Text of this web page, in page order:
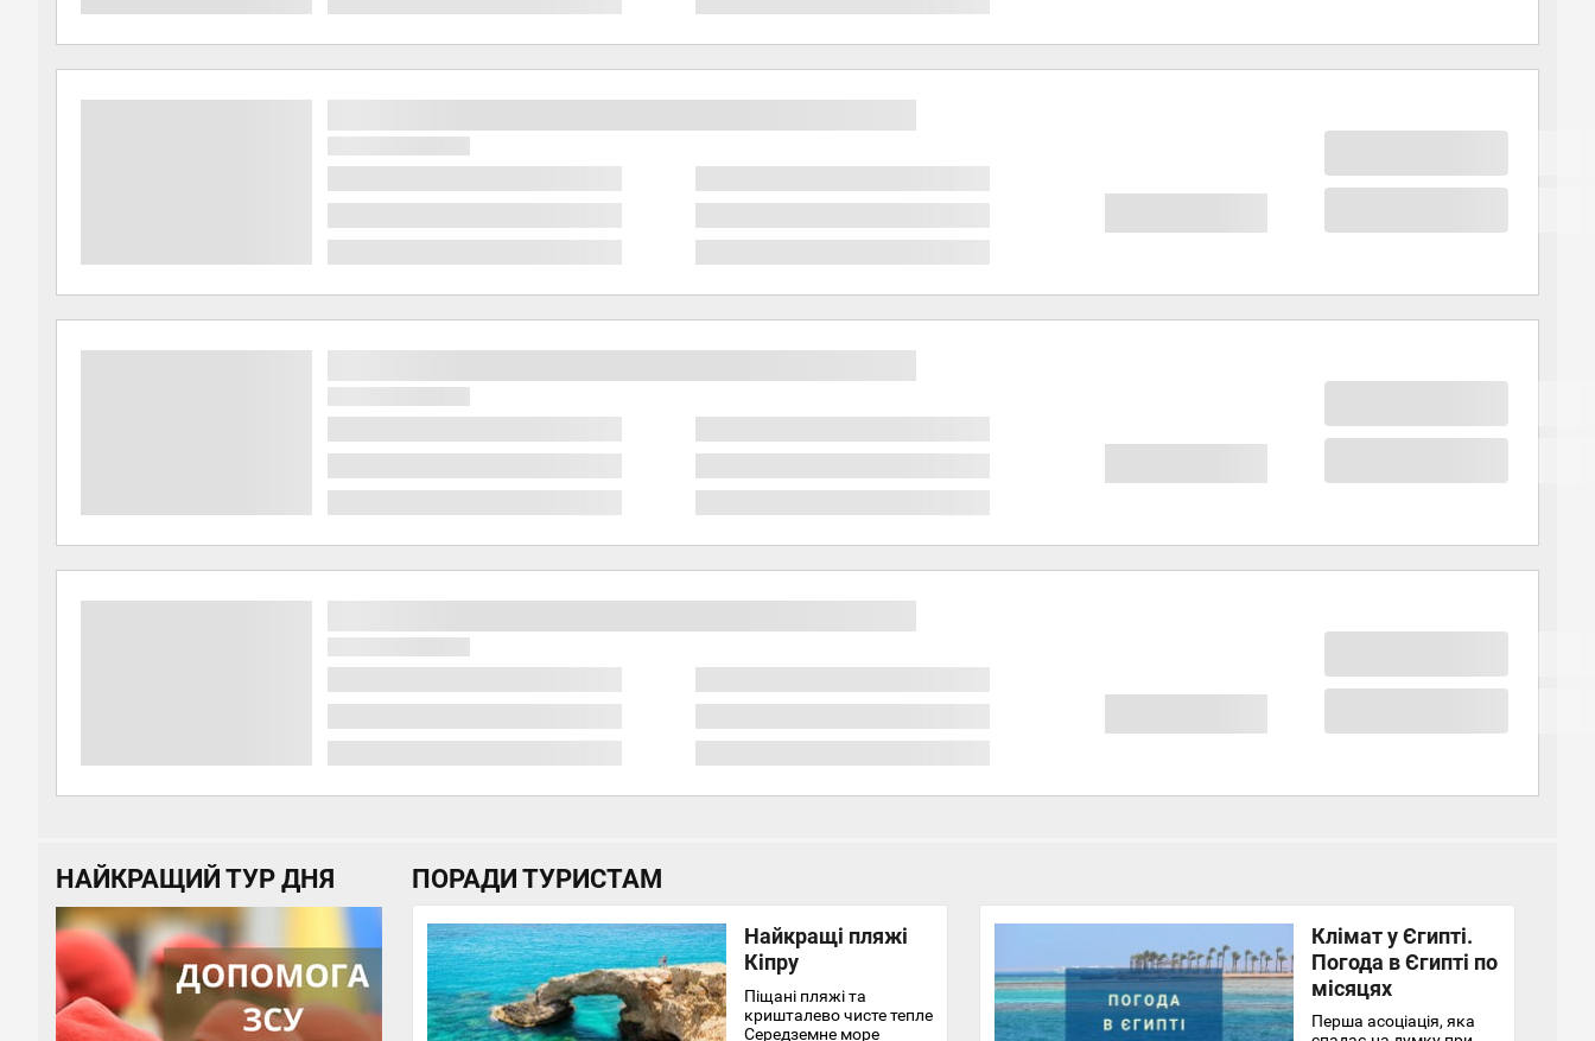
НАЙКРАЩИЙ ТУР ДНЯ ПОРАДИ ТУРИСТАМ
Найкращі пляжі
Кіпру
Піщані пляжі та
кришталево чисте тепле
Середземне море
Клімат у Єгипті.
Погода в Єгипті по
місяцях
Перша асоціація, яка